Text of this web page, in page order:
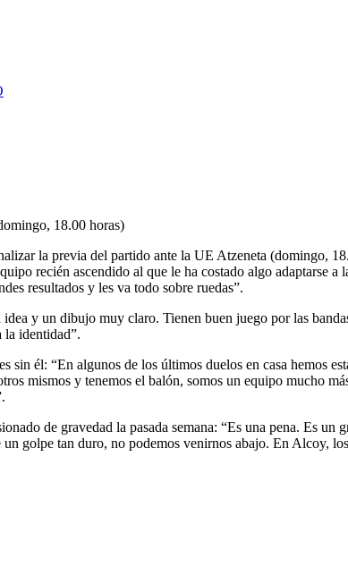
18.00 horas)
la previa del partido ante la UE Atzeneta (domingo,
recién ascendido al que le ha costado algo adaptarse a
resultados y les va todo sobre ruedas”.
y un dibujo muy claro. Tienen buen juego por las
la identidad”.
él: “En algunos de los últimos duelos en casa hemos
mismos y tenemos el balón, somos un equipo mucho
de gravedad la pasada semana: “Es una pena. Es un
golpe tan duro, no podemos venirnos abajo. En Alcoy,